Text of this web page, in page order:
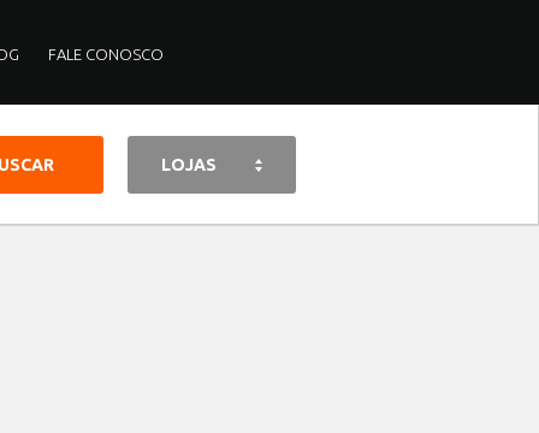
FALE CONOSCO
LOJAS